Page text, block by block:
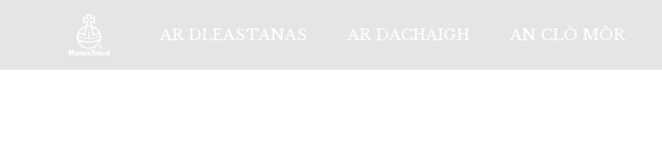
AR DLEASTANAS AR DACHAIGH AN CLÒ MÒR